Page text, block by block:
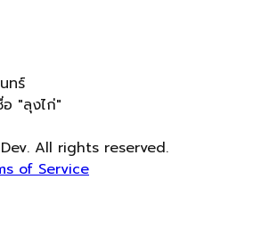
ทร์
"ลุงไก่"
All rights reserved.
of Service